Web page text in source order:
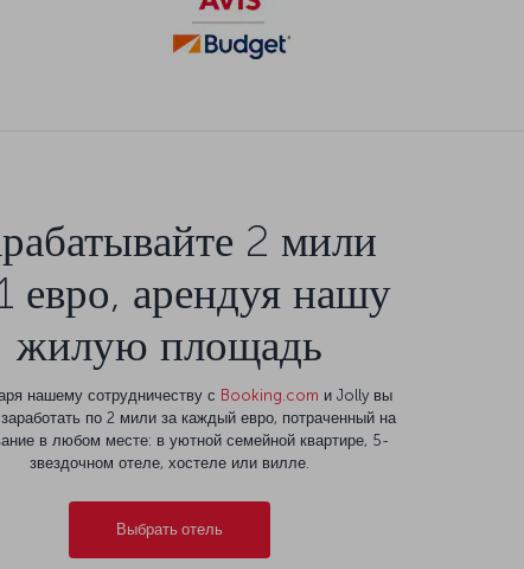
2 мили
евро, арендуя нашу
жилую площадь
нашему сотрудничеству с Booking.com и Jolly вы
по 2 мили за каждый евро, потраченный на
в любом месте: в уютной семейной квартире, 5-
звездочном отеле, хостеле или вилле.
Выбрать отель